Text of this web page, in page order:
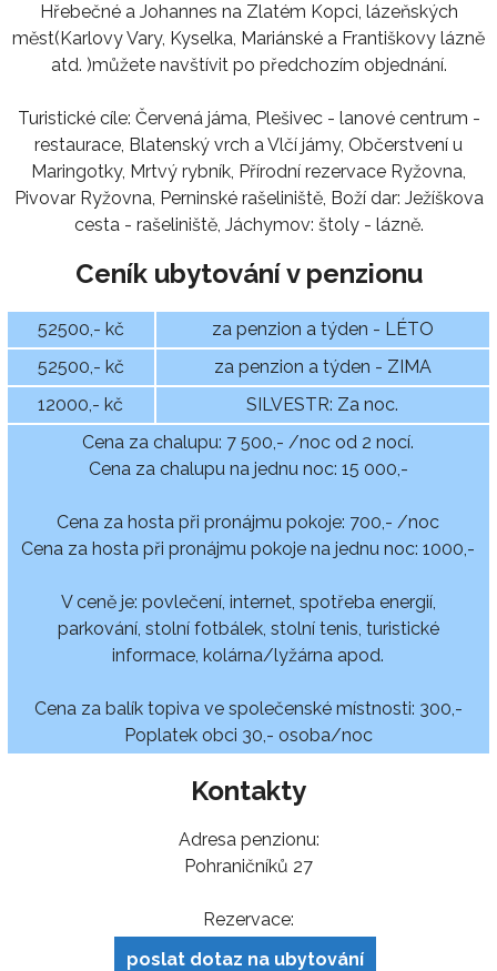
Hřebečné a Johannes na Zlatém Kopci, lázeňských
měst(Karlovy Vary, Kyselka, Mariánské a Františkovy lázně
atd. )můžete navštívit po předchozím objednání.
Turistické cíle: Červená jáma, Plešivec - lanové centrum -
restaurace, Blatenský vrch a Vlčí jámy, Občerstvení u
Maringotky, Mrtvý rybník, Přírodní rezervace Ryžovna,
Pivovar Ryžovna, Perninské rašeliniště, Boží dar: Ježíškova
cesta - rašeliniště, Jáchymov: štoly - lázně.
Ceník ubytování v penzionu
52500,- kč
za penzion a týden - LÉTO
52500,- kč
za penzion a týden - ZIMA
12000,- kč
SILVESTR: Za noc.
Cena za chalupu: 7 500,- /noc od 2 nocí.
Cena za chalupu na jednu noc: 15 000,-
Cena za hosta při pronájmu pokoje: 700,- /noc
Cena za hosta při pronájmu pokoje na jednu noc: 1000,-
V ceně je: povlečení, internet, spotřeba energií,
parkování, stolní fotbálek, stolní tenis, turistické
informace, kolárna/lyžárna apod.
Cena za balík topiva ve společenské místnosti: 300,-
Poplatek obci 30,- osoba/noc
Kontakty
Adresa penzionu:
Pohraničníků 27
Rezervace:
poslat dotaz na ubytování